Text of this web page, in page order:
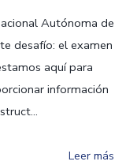
Autónoma de
desafío: el examen
aquí para
información
Leer más